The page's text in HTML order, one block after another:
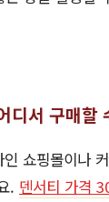
디서 구매할
쇼핑몰이나
. 덴서티 가격